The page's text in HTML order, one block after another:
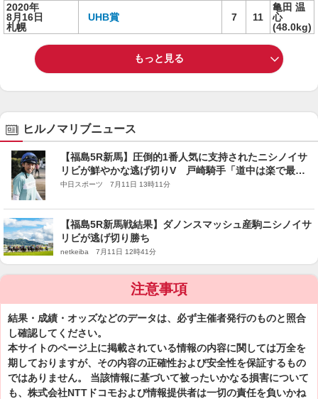
2020年
8月16日
札幌
UHB賞 7 11
亀田 温
心
(48.0kg)
もっと見る
ヒルノマリブニュース
【福島5R新馬】圧倒的1番人気に支持されたニシノイサ
リビが鮮やかな逃げ切りV 戸崎騎手「道中は楽で最後
も反応も良かった」
中日スポーツ 7月11日 13時11分
【福島5R新馬戦結果】ダノンスマッシュ産駒ニシノイサ
リビが逃げ切り勝ち
netkeiba 7月11日 12時41分
注意事項
結果・成績・オッズなどのデータは、必ず主催者発行のものと照合
し確認してください。
本サイトのページ上に掲載されている情報の内容に関しては万全を
期しておりますが、その内容の正確性および安全性を保証するもの
ではありません。 当該情報に基づいて被ったいかなる損害について
も、株式会社NTTドコモおよび情報提供者は一切の責任を負いかね